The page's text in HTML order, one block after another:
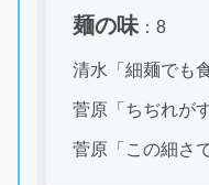
麺の味 ：8
清水「細麺でも
菅原「ちぢれが
菅原「この細さ